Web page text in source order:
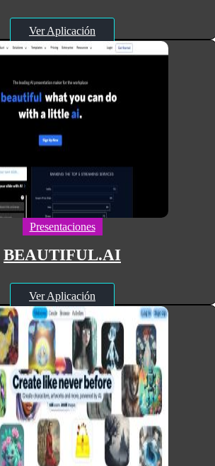
Ver Aplicación
Presentaciones
BEAUTIFUL.AI
Ver Aplicación